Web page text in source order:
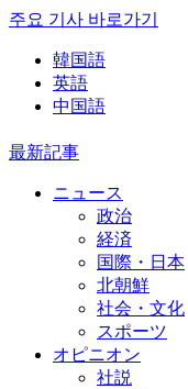
주요 기사 바로가기
韓国語
英語
中国語
最新記事
ニュース
政治
経済
国際・日本
北朝鮮
社会・文化
スポーツ
オピニオン
社説